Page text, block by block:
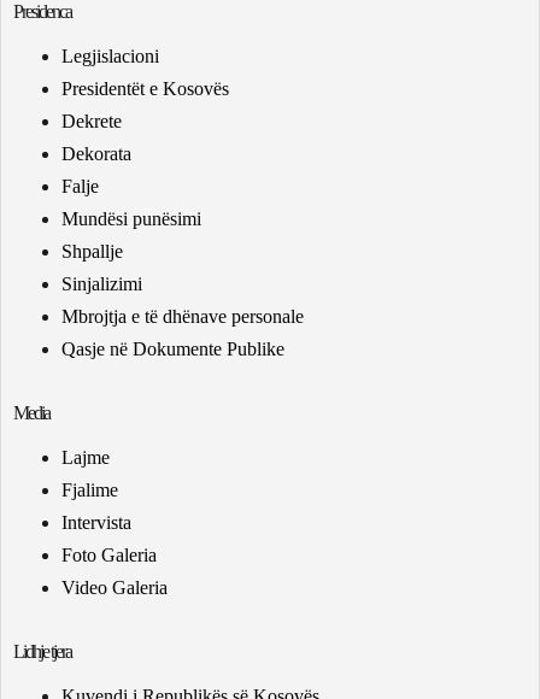
Presidenca
Legjislacioni
Presidentët e Kosovës
Dekrete
Dekorata
Falje
Mundësi punësimi
Shpallje
Sinjalizimi
Mbrojtja e të dhënave personale
Qasje në Dokumente Publike
Media
Lajme
Fjalime
Intervista
Foto Galeria
Video Galeria
Lidhje tjera